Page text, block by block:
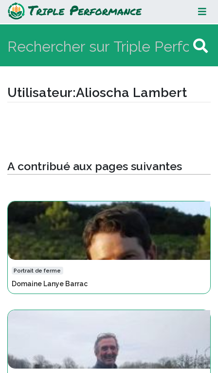
Alioscha Lambert
Utilisateur:Alioscha Lambert
A contribué aux pages suivantes
Portrait de ferme
Domaine Lanye Barrac